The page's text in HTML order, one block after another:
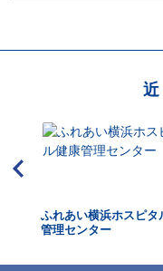
ふれあい横浜ホスピタ
管理センター